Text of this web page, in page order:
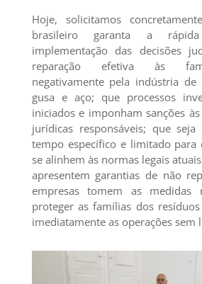
Hoje, solicitamos
brasileiro garanta a
implementação das decisões
reparação efetiva às
negativamente pela indústria de
gusa e aço; que processos
iniciados e imponham sanções
jurídicas responsáveis; que seja
tempo específico e limitado para
se alinhem às normas legais
apresentem garantias de não
empresas tomem as medidas
proteger as famílias dos
imediatamente as operações sem